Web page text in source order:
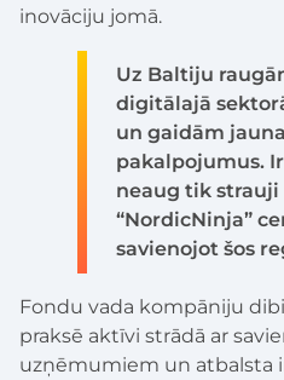
inovāciju jomā.
Uz Baltiju
digitālajā
un gaidām
pakalpojumus.
neaug tik strauji
“NordicNinja”
savienojot šos
Fondu vada kompāniju
praksē aktīvi strādā ar
uzņēmumiem un atbalsta